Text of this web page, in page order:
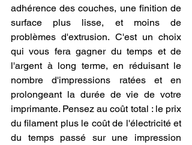
adhérence des couches, une finition de
surface plus lisse, et moins de
problèmes d'extrusion. C'est un choix
qui vous fera gagner du temps et de
l'argent à long terme, en réduisant le
nombre d'impressions ratées et en
prolongeant la durée de vie de votre
imprimante. Pensez au coût total : le prix
du filament plus le coût de l'électricité et
du temps passé sur une impression